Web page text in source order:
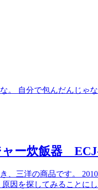
。 自分で包んだんじゃな
ー炊飯器
、三洋の商品です。
因を探してみることに